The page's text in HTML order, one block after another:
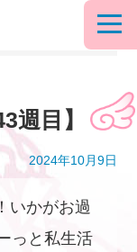
週目】
2024年10月9日
いかがお過
っと私生活